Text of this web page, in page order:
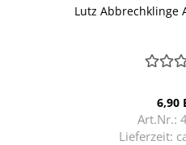
Lutz Ab­brech­klin­ge
6,90
Art.Nr.:
Lieferzeit: